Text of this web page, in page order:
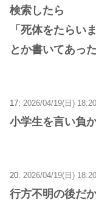
検索したら
「死体をたらい
とか書いてあっ
17: 2026/04/19(日)
小学生を言い負
20: 2026/04/19(日)
行方不明の後だ